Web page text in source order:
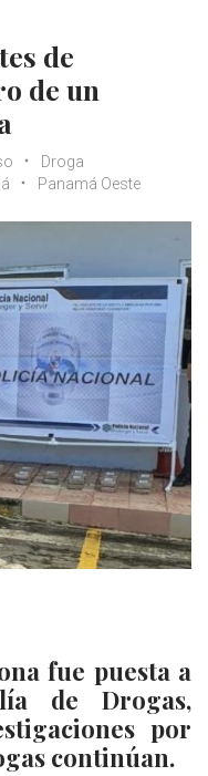
de
de un
Droga
Panamá Oeste
fue puesta a
de Drogas,
por
continúan.